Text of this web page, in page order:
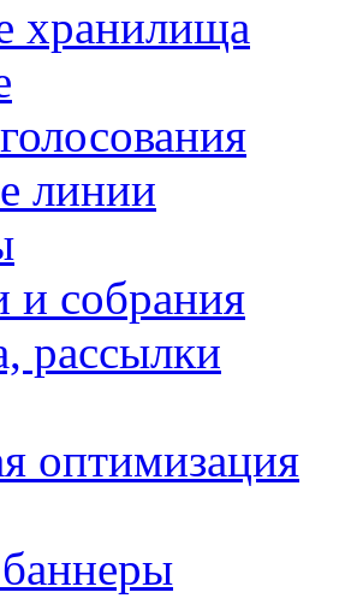
хранилища
линии
и собрания
рассылки
оптимизация